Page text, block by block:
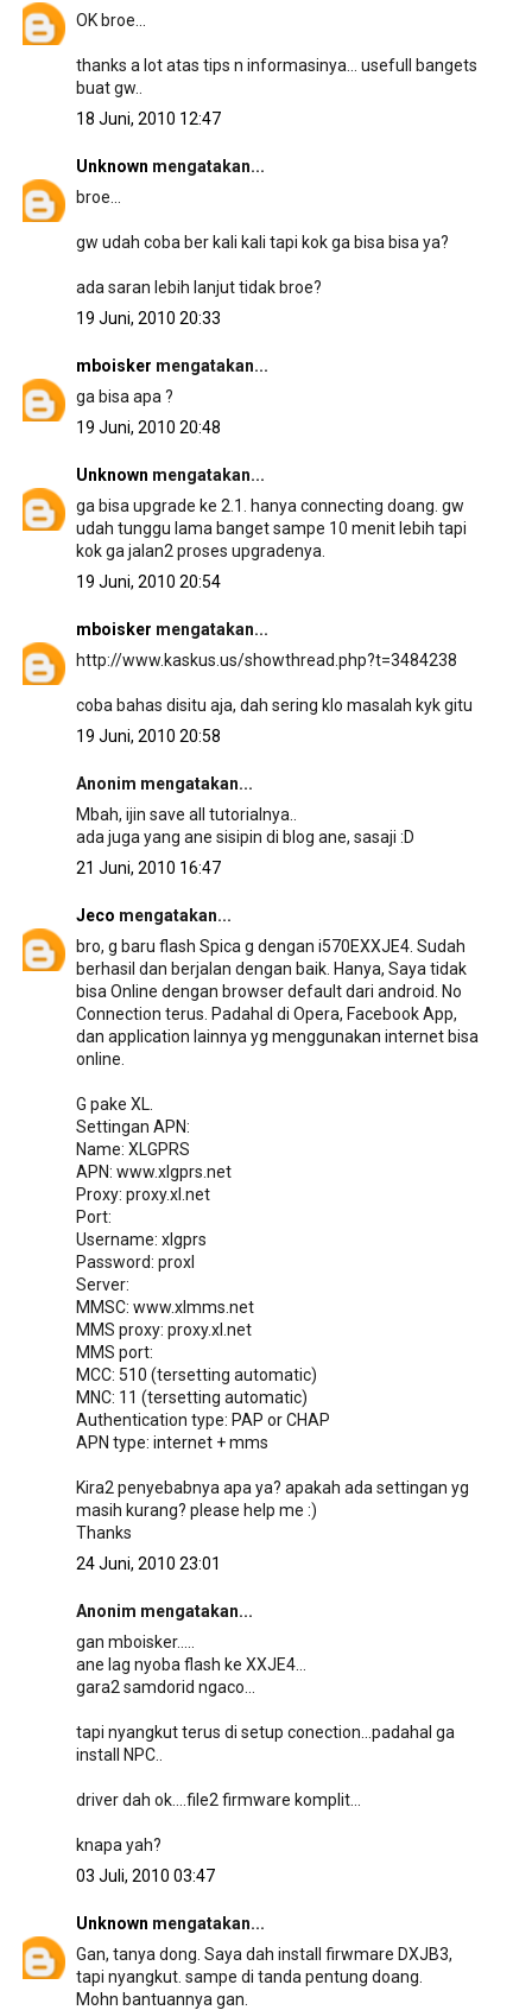
OK broe...
thanks a lot atas tips n informasinya... usefull bangets
buat gw..
18 Juni, 2010 12:47
Unknown mengatakan...
broe...
gw udah coba ber kali kali tapi kok ga bisa bisa ya?
ada saran lebih lanjut tidak broe?
19 Juni, 2010 20:33
mboisker mengatakan...
ga bisa apa ?
19 Juni, 2010 20:48
Unknown mengatakan...
ga bisa upgrade ke 2.1. hanya connecting doang. gw
udah tunggu lama banget sampe 10 menit lebih tapi
kok ga jalan2 proses upgradenya.
19 Juni, 2010 20:54
mboisker mengatakan...
http://www.kaskus.us/showthread.php?t=3484238
coba bahas disitu aja, dah sering klo masalah kyk gitu
19 Juni, 2010 20:58
Anonim mengatakan...
Mbah, ijin save all tutorialnya..
ada juga yang ane sisipin di blog ane, sasaji :D
21 Juni, 2010 16:47
Jeco mengatakan...
bro, g baru flash Spica g dengan i570EXXJE4. Sudah
berhasil dan berjalan dengan baik. Hanya, Saya tidak
bisa Online dengan browser default dari android. No
Connection terus. Padahal di Opera, Facebook App,
dan application lainnya yg menggunakan internet bisa
online.
G pake XL.
Settingan APN:
Name: XLGPRS
APN: www.xlgprs.net
Proxy: proxy.xl.net
Port:
Username: xlgprs
Password: proxl
Server:
MMSC: www.xlmms.net
MMS proxy: proxy.xl.net
MMS port:
MCC: 510 (tersetting automatic)
MNC: 11 (tersetting automatic)
Authentication type: PAP or CHAP
APN type: internet + mms
Kira2 penyebabnya apa ya? apakah ada settingan yg
masih kurang? please help me :)
Thanks
24 Juni, 2010 23:01
Anonim mengatakan...
gan mboisker.....
ane lag nyoba flash ke XXJE4...
gara2 samdorid ngaco...
tapi nyangkut terus di setup conection...padahal ga
install NPC..
driver dah ok....file2 firmware komplit...
knapa yah?
03 Juli, 2010 03:47
Unknown mengatakan...
Gan, tanya dong. Saya dah install firwmare DXJB3,
tapi nyangkut. sampe di tanda pentung doang.
Mohn bantuannya gan.